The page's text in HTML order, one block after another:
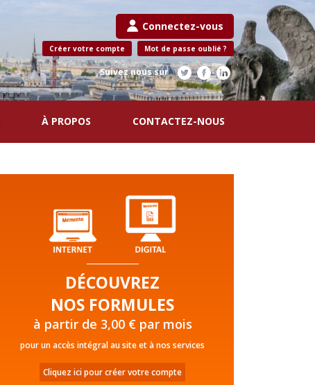
Connectez-vous
Créer votre compte Mot de passe oublié ?
Suivez nous sur
À PROPOS CONTACTEZ-NOUS
DÉCOUVREZ
NOS FORMULES
à partir de 3,00 € par mois
pour un accès intégral au site et à nos services
Cliquez ici pour créer votre compte